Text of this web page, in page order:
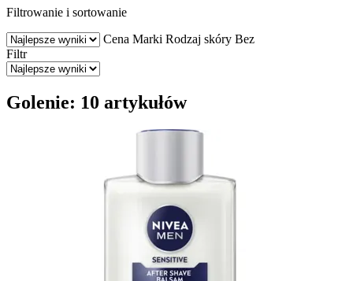
Filtrowanie i sortowanie
Cena Marki Rodzaj skóry Bez
Filtr
Golenie: 10 artykułów